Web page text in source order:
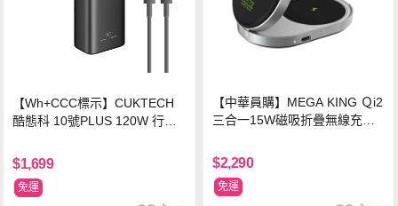
【Wh+CCC標示】CUKTECH
酷態科 10號PLUS 120W 行動
色
$1,699
免運
【中華員購】MEGA KING Ｑi2
三合一15W磁吸折疊無線充電
$2,290
免運